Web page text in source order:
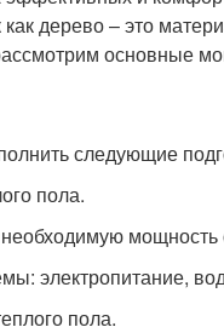
дерево – это
основные
следующие
пола.
мощность
электропитание,
пола.